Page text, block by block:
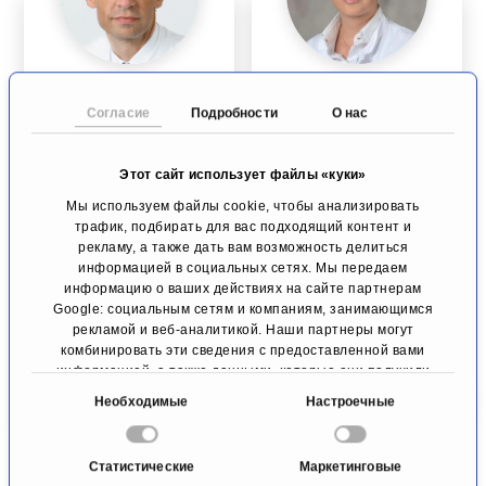
Согласие Подробности О нас
Этот сайт использует файлы «куки»
Мы используем файлы cookie, чтобы анализировать
трафик, подбирать для вас подходящий контент и
рекламу, а также дать вам возможность делиться
информацией в социальных сетях. Мы передаем
информацию о ваших действиях на сайте партнерам
Google: социальным сетям и компаниям, занимающимся
рекламой и веб-аналитикой. Наши партнеры могут
комбинировать эти сведения с предоставленной вами
информацией, а также данными, которые они получили
Необходимые Настроечные
Статистические Маркетинговые
университета, д-
р мед. наук
Кнёфель
Висцеральная
хирургия
Дюссельдорф
К профилю
наук Карина
Ридигер,
естественных
наук (M.Sc.)
Онкологическая
хирургия
Штутгарт
К профилю